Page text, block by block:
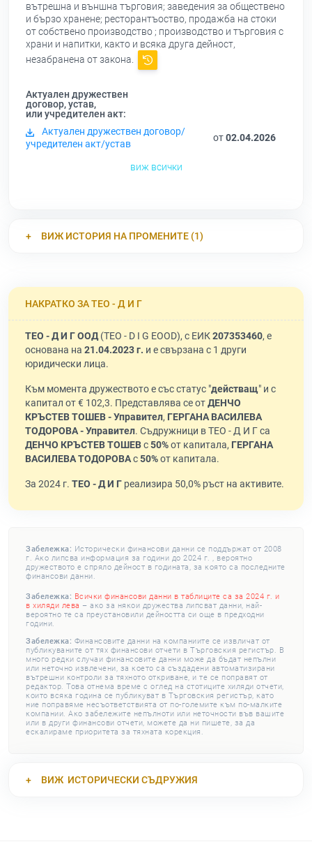
вътрешна и външна търговия; заведения за обществено
и бързо хранене; ресторантъоство, продажба на стоки
от собствено производство ; производство и търговия с
храни и напитки, както и всяка друга дейност,
незабранена от закона.
Актуален дружествен
договор, устав,
или учредителен акт:
Актуален дружествен договор/
учредителен акт/устав
от02.04.2026
виж всички
ВИЖ ИСТОРИЯ НА ПРОМЕНИТЕ (1)
НАКРАТКО ЗА ТЕО - Д И Г
ТЕО - Д И Г ООД(TEO - D I G EOOD), с ЕИК207353460, е
основана на 21.04.2023 г. и е свързана с 1 други
юридически лица.
Към момента дружеството е със статус "действащ" и с
капитал от € 102,3. Представлява се отДЕНЧО
КРЪСТЕВ ТОШЕВ - Управител, ГЕРГАНА ВАСИЛЕВА
ТОДОРОВА - Управител. Съдружници в ТЕО - Д И Г са
ДЕНЧО КРЪСТЕВ ТОШЕВс50%от капитала, ГЕРГАНА
ВАСИЛЕВА ТОДОРОВАс50%от капитала.
За 2024 г. ТЕО - Д И Г реализира 50,0% ръст на активите.
Забележка: Исторически финансови данни се поддържат от 2008
г. Ако липсва информация за години до 2024 г. , вероятно
дружеството е спряло дейност в годината, за която са последните
финансови данни.
Забележка: Всички финансови данни в таблиците са за 2024 г. и
в хиляди лева – ако за някои дружества липсват данни, най-
вероятно те са преустановили дейността си още в предходни
години.
Забележка: Финансовите данни на компаниите се извличат от
публикуваните от тях финансови отчети в Търговския регистър. В
много редки случаи финансовите данни може да бъдат непълни
или неточно извлечени, за което са създадени автоматизирани
вътрешни контроли за тяхното откриване, и те се поправят от
редактор. Това отнема време с оглед на стотиците хиляди отчети,
които всяка година се публикуват в Търговския регистър, като
ние поправяме несъответствията от по-големите към по-малките
компании. Ако забележите непълноти или неточности във вашите
или в други финансови отчети, можете да ни пишете, за да
ескалираме приоритета за тяхната корекция.
ВИЖ ИСТОРИЧЕСКИ СЪДРУЖИЯ